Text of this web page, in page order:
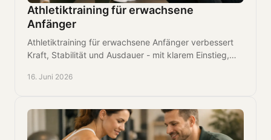
Athletiktraining für erwachsene
Anfänger
Athletiktraining für erwachsene Anfänger verbessert
Kraft, Stabilität und Ausdauer - mit klarem Einstieg,
16. Juni 2026